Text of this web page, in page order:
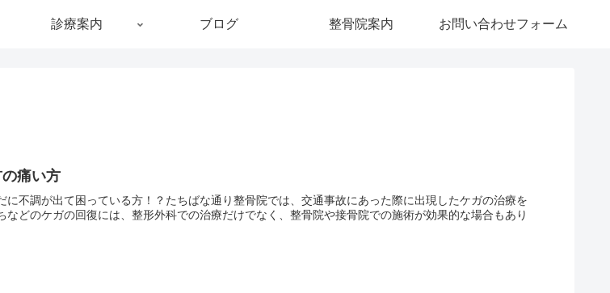
診療案内 ブログ 整骨院案内 お問い合わせフォーム
痛い方
に不調が出て困っている方！？たちばな通り整骨院では、交通事故にあった際に出現したケガの治療を
などのケガの回復には、整形外科での治療だけでなく、整骨院や接骨院での施術が効果的な場合もあり